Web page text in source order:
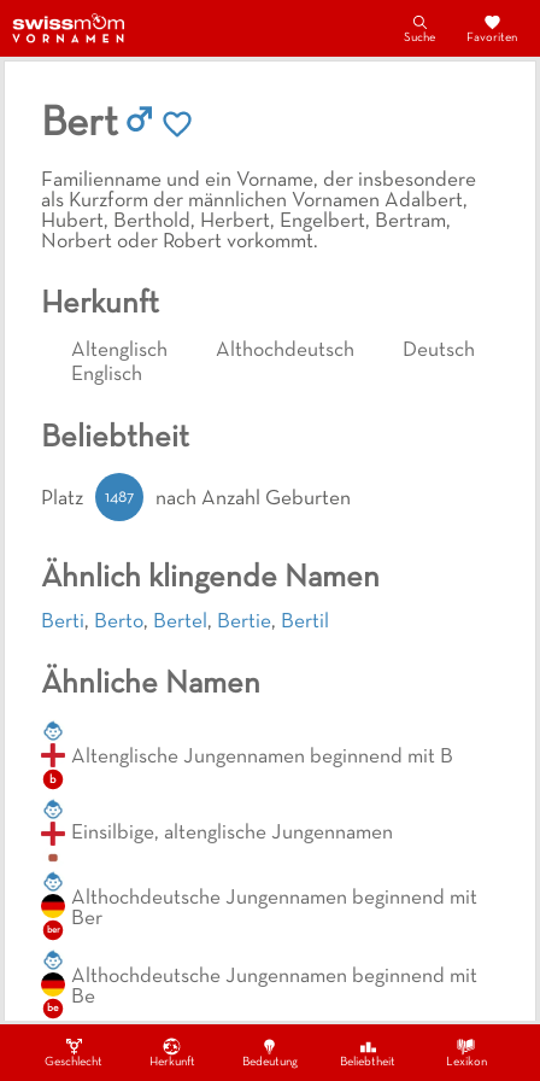
Geschlecht Herkunft Bedeutung Beliebtheit Lexikon
Suche Favoriten
Bert
Familienname und ein Vorname, der insbesondere
als Kurzform der männlichen Vornamen Adalbert,
Hubert, Berthold, Herbert, Engelbert, Bertram,
Norbert oder Robert vorkommt.
Herkunft
Altenglisch Althochdeutsch
Deutsch
Englisch
Ähnlich klingende Namen
Berti, Berto, Bertel, Bertie, Bertil
Ähnliche Namen
b
Altenglische Jungennamen beginnend mit B
Einsilbige, altenglische Jungennamen
ber
Althochdeutsche Jungennamen beginnend mit
Ber
be
Althochdeutsche Jungennamen beginnend mit
Be
Althochdeutsche Jungennamen beginnend mit
Beliebtheit
Platz 1487 nach Anzahl Geburten